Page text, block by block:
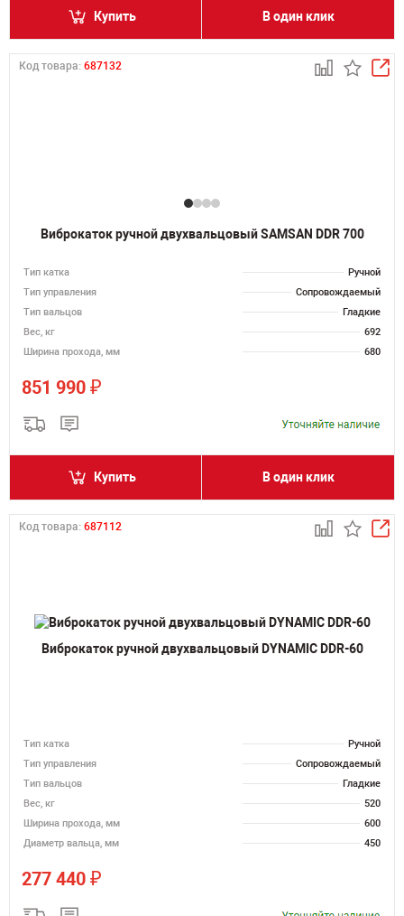
Купить В один клик
Код товара: 687132
Виброкаток ручной двухвальцовый SAMSAN DDR 700
Тип катка
Ручной
Тип управления
Сопровождаемый
Тип вальцов
Гладкие
Вес, кг
692
Ширина прохода, мм
680
851 990 ₽
Купить В один клик
Код товара: 687112
Виброкаток ручной двухвальцовый DYNAMIC DDR-60
Тип катка
Ручной
Тип управления
Сопровождаемый
Тип вальцов
Гладкие
Вес, кг
520
Ширина прохода, мм
600
Диаметр вальца, мм
450
277 440 ₽